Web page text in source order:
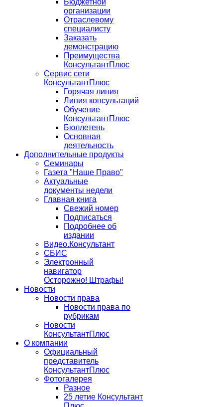
Бюджетной
организации
Отраслевому
специалисту
Заказать
демонстрацию
Преимущества
КонсультантПлюс
Сервис сети
КонсультантПлюс
Горячая линия
Линия консультаций
Обучение
КонсультантПлюс
Бюллетень
Основная
деятельность
Дополнительные продукты
Семинары
Газета "Наше Право"
Актуальные
документы недели
Главная книга
Свежий номер
Подписаться
Подробнее об
издании
Видео.Консультант
СБИС
Электронный
навигатор
Осторожно! Штрафы!
Новости
Новости права
Новости права по
рубрикам
Новости
КонсультантПлюс
О компании
Официальный
представитель
КонсультантПлюс
Фотогалерея
Разное
25 летие Консультант